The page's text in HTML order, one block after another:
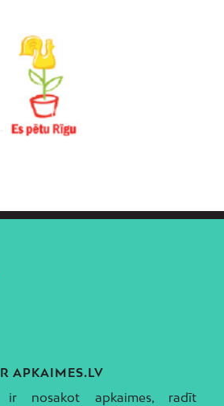
APKAIMES.LV
ir nosakot apkaimes, radīt